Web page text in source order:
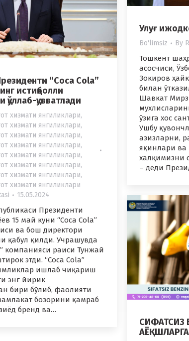
Улуғ
Bo'limsiz By
Тошкент
асосчиси,
Зокиров
билан
Шавкат
ўзига хос
Ушбу
азизларни,
яқинлари ва
халқимизни
– деди
“Coca Cola”
истиқболли
қувватлади
хизмати янгиликлари,
хизмати янгиликлари,
хизмати янгиликлари,
хизмати янгиликлари,
хизмати янгиликлари,
хизмати янгиликлари,
хизмати янгиликлари,
хизмати янгиликлари
15.05.2024
Президенти
15 май куни “Coca Cola”
ва бош директори
қабул қилди. Учрашувда
компанияси раиси Тунжай
этди. “Coca Cola”
ишлаб чиқариш
энг йирик
бири бўлиб, фаолияти
бозорини қамраб
бренд ва…
СИФАТСИЗ